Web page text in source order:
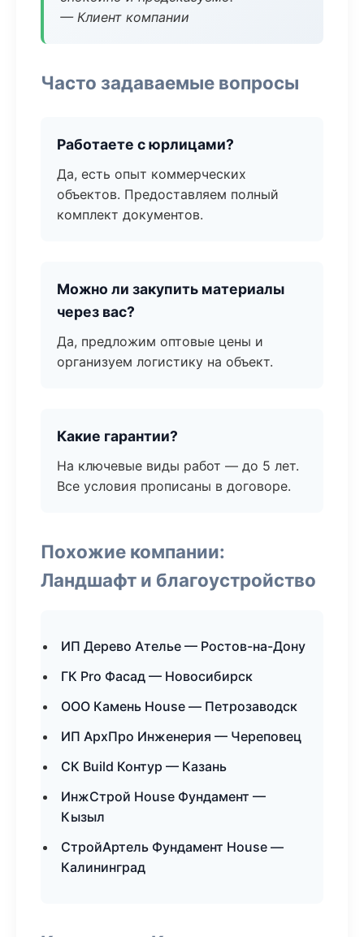
— Клиент компании
Часто задаваемые вопросы
Работаете с юрлицами?
Да, есть опыт коммерческих
объектов. Предоставляем полный
комплект документов.
Можно ли закупить материалы
через вас?
Да, предложим оптовые цены и
организуем логистику на объект.
Какие гарантии?
На ключевые виды работ — до 5 лет.
Все условия прописаны в договоре.
Похожие компании:
Ландшафт и благоустройство
ИП Дерево Ателье — Ростов-на-Дону
ГК Pro Фасад — Новосибирск
ООО Камень House — Петрозаводск
ИП АрхПро Инженерия — Череповец
СК Build Контур — Казань
ИнжСтрой House Фундамент —
Кызыл
СтройАртель Фундамент House —
Калининград